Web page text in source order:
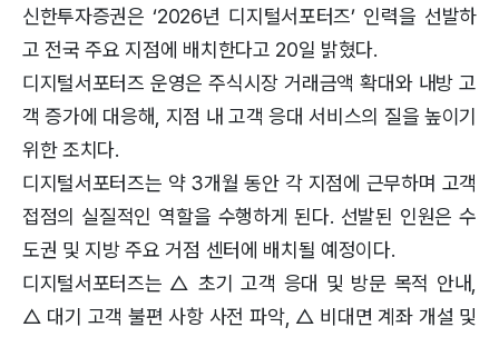
신한투자증권은 ‘2026년 디지털서포터즈’ 인력을 선발하
고 전국 주요 지점에 배치한다고 20일 밝혔다.
디지털서포터즈 운영은 주식시장 거래금액 확대와 내방 고
객 증가에 대응해, 지점 내 고객 응대 서비스의 질을 높이기
위한 조치다.
디지털서포터즈는 약 3개월 동안 각 지점에 근무하며 고객
접점의 실질적인 역할을 수행하게 된다. 선발된 인원은 수
도권 및 지방 주요 거점 센터에 배치될 예정이다.
디지털서포터즈는 △ 초기 고객 응대 및 방문 목적 안내,
△ 대기 고객 불편 사항 사전 파악, △ 비대면 계좌 개설 및